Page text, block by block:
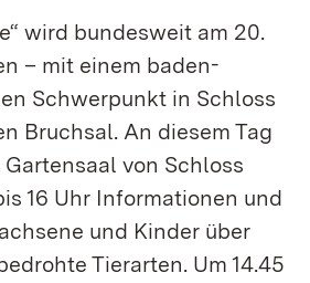
wird bundesweit am 20.
– mit einem baden-
Schwerpunkt in Schloss
Bruchsal. An diesem Tag
von Schloss
16 Uhr Informationen und
und Kinder über
Tierarten. Um 14.45